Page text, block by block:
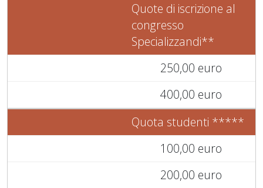
Quote di iscrizione al
congresso
Specializzandi**
250,00 euro
400,00 euro
Quota studenti *****
100,00 euro
200,00 euro